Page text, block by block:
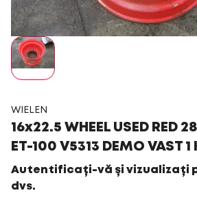
WIELEN
16x22.5 WHEEL USED RED
ET-100 V5313 DEMO VAST 1
Autentificați-vă și vizualizați
dvs.